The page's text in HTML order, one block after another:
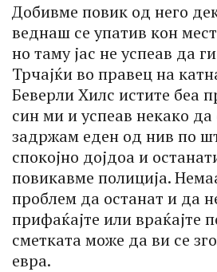
Добивме повик од него
веднаш се упатив кон
но таму јас не успеав да
Трчајќи во правец на
Беверли Хилс истите беа
син ми и успеав некако
задржам еден од нив по
спокојно дојдоа и
повикавме полиција.
проблем да останат и да
прифаќајте или враќајте
сметката може да ви се
евра.